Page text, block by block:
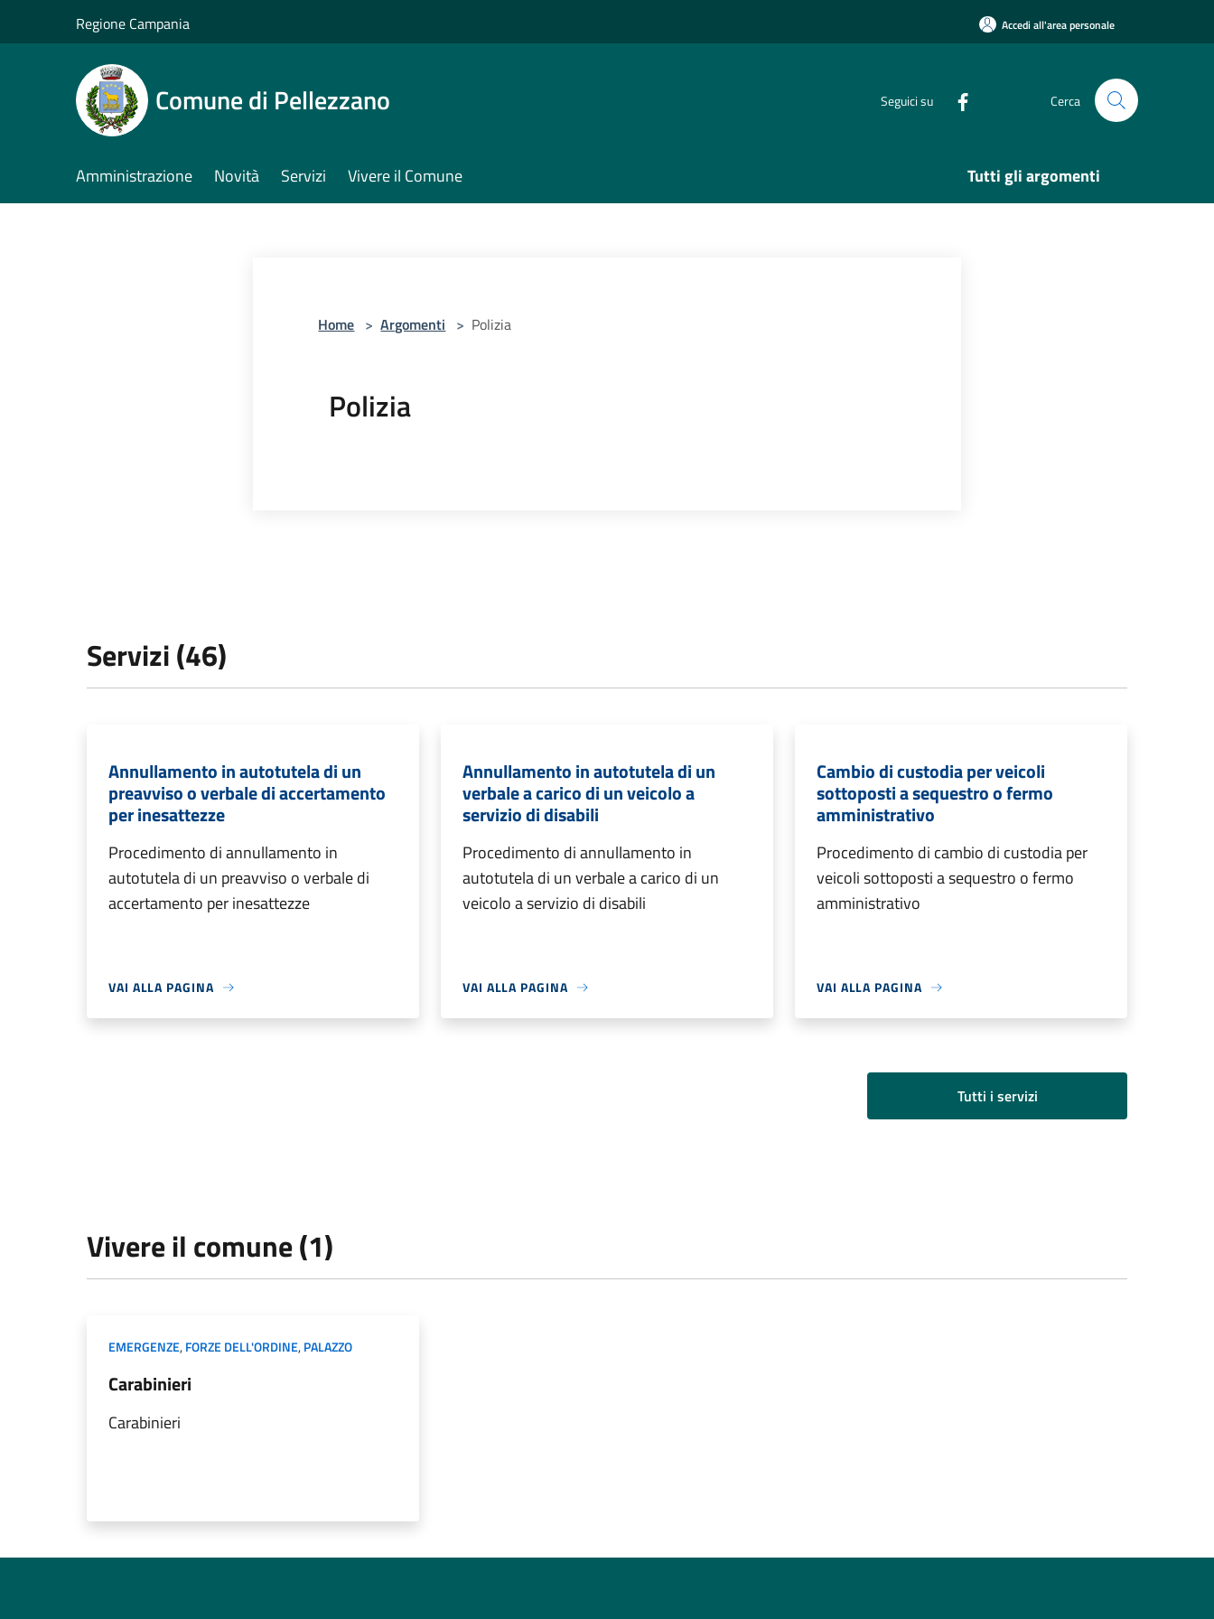
Regione Campania Accedi all'area personale
Comune di Pellezzano Seguici su Cerca
Amministrazione Novità Servizi Vivere il Comune Tutti gli argomenti
Home > Argomenti > Polizia
Polizia
Servizi (46)
Annullamento in autotutela di un
preavviso o verbale di accertamento
per inesattezze
Procedimento di annullamento in
autotutela di un preavviso o verbale di
accertamento per inesattezze
VAI ALLA PAGINA
Annullamento in autotutela di un
verbale a carico di un veicolo a
servizio di disabili
Procedimento di annullamento in
autotutela di un verbale a carico di un
veicolo a servizio di disabili
VAI ALLA PAGINA
Cambio di custodia per veicoli
sottoposti a sequestro o fermo
amministrativo
Procedimento di cambio di custodia per
veicoli sottoposti a sequestro o fermo
amministrativo
VAI ALLA PAGINA
Tutti i servizi
Vivere il comune (1)
EMERGENZE,FORZE DELL'ORDINE,PALAZZO
Carabinieri
Carabinieri